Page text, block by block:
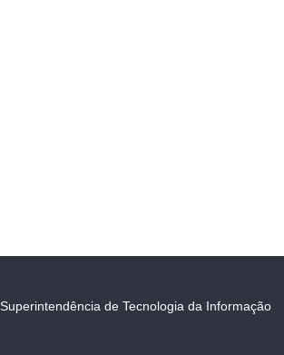
Superintendência de Tecnologia da Informação